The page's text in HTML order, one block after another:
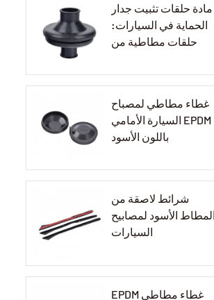
مادة حلقات تثبيت جدار
الحماية في السيارات:
حلقات مطاطية من
غطاء مطاطي لمصباح
السيارة الأمامي EPDM
باللون الأسود
شرائط لاصقة من
المطاط الأسود لمصابيح
السيارات
EPDM غطاء مطاطي